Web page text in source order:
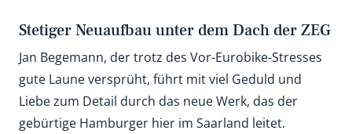
Stetiger Neuaufbau unter dem Dach der ZEG
Jan Begemann, der trotz des Vor-Eurobike-Stresses
gute Laune versprüht, führt mit viel Geduld und
Liebe zum Detail durch das neue Werk, das der
gebürtige Hamburger hier im Saarland leitet.